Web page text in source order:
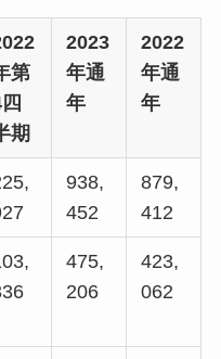
第
期
2023
年通
年
2022
年通
年
938,
452
879,
412
475,
206
423,
062